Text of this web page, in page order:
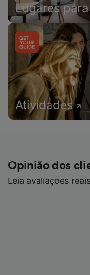
Lugares
Atividades
Opinião dos
Leia avaliações